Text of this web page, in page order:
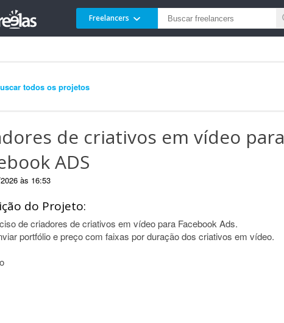
Freelancers
todos os projetos
de criativos em vídeo para
ADS
às 16:53
do Projeto:
de criadores de criativos em vídeo para Facebook Ads.
portfólio e preço com faixas por duração dos criativos em vídeo.